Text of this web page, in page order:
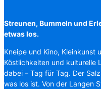
Streunen, Bummeln und
etwas los.
Kneipe und Kino, Kleinkunst
Köstlichkeiten und kulturelle
dabei – Tag für Tag. Der
was los ist. Von der Langen